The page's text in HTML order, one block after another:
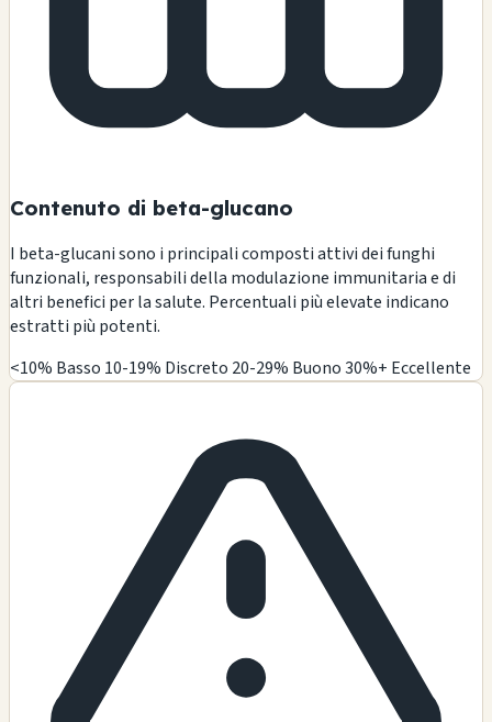
Contenuto di beta-glucano
I beta-glucani sono i principali composti attivi dei funghi
funzionali, responsabili della modulazione immunitaria e di
altri benefici per la salute. Percentuali più elevate indicano
estratti più potenti.
<10% Basso 10-19% Discreto 20-29% Buono30%+ Eccellente